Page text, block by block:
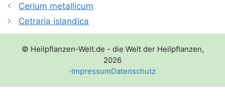
Cerium metallicum
Cetraria islandica
© Heilpflanzen-Welt.de - die Welt der Heilpflanzen,
2026
·ImpressumDatenschutz